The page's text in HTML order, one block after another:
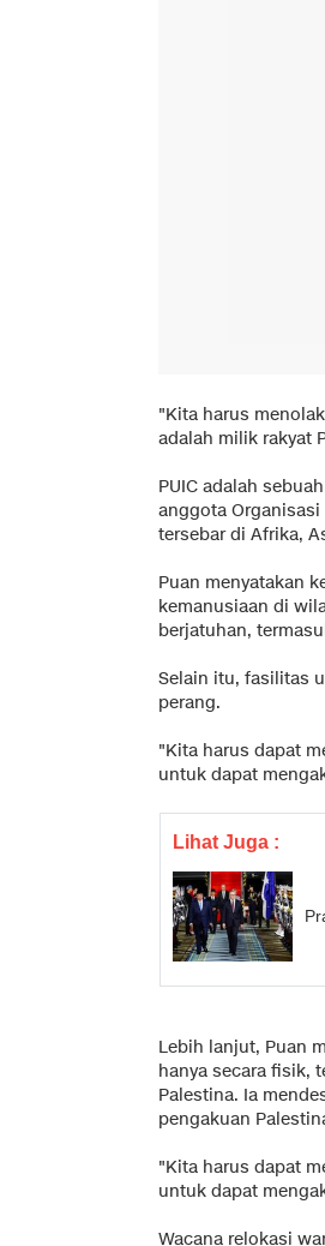
"Kita harus
adalah milik rakyat
PUIC adalah
anggota Organisasi
tersebar di Afrika,
Puan menyatakan
kemanusiaan di
berjatuhan,
Selain itu, fasilitas
perang.
"Kita harus dapat
untuk dapat
Lihat Juga :
Lebih lanjut, Puan
hanya secara fisik,
Palestina. Ia
pengakuan
"Kita harus dapat
untuk dapat
Wacana relokasi